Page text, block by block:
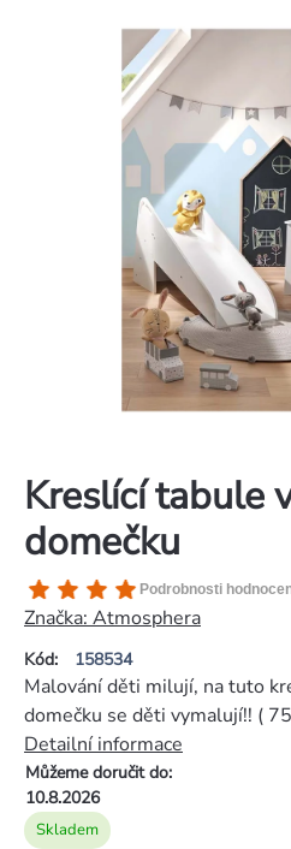
Kreslící tabule
domečku
Kód: 158534
Průměrné
hodnocení
produktu
je
4,5
z
5
hvězdiček.
Podrobnosti
Značka: Atmosphera
Skladem
Můžeme doručit do:
10.8.2026
Malování děti milují, na tuto
domečku se děti vymalují!! (
Detailní informace